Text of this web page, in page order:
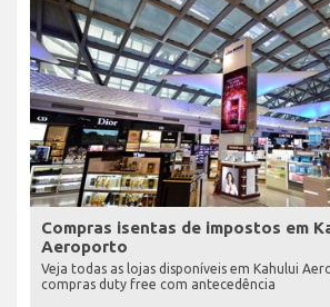
Compras isentas de impostos em
Aeroporto
Veja todas as lojas disponíveis em Kahului
compras duty free com antecedência